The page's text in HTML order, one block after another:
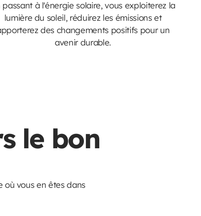
passant à l'énergie solaire, vous exploiterez la
lumière du soleil, réduirez les émissions et
des changements positifs pour un
avenir durable.
le bon
où vous en êtes dans